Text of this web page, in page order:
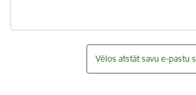
Vēlos atstāt savu e-pastu